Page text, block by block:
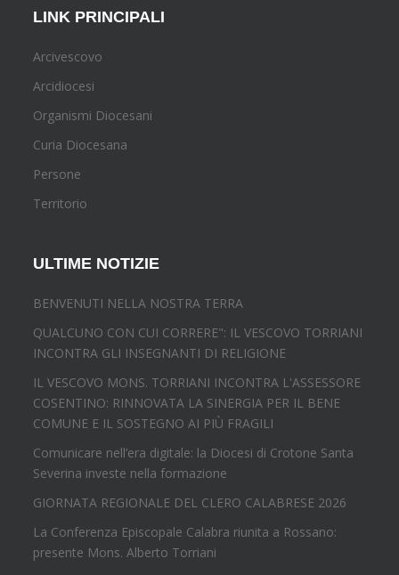
LINK PRINCIPALI
Arcivescovo
Arcidiocesi
Organismi Diocesani
Curia Diocesana
Persone
Territorio
ULTIME NOTIZIE
BENVENUTI NELLA NOSTRA TERRA
QUALCUNO CON CUI CORRERE": IL VESCOVO TORRIANI
INCONTRA GLI INSEGNANTI DI RELIGIONE
IL VESCOVO MONS. TORRIANI INCONTRA L'ASSESSORE
COSENTINO: RINNOVATA LA SINERGIA PER IL BENE
COMUNE E IL SOSTEGNO AI PIÙ FRAGILI
Comunicare nell’era digitale: la Diocesi di Crotone Santa
Severina investe nella formazione
GIORNATA REGIONALE DEL CLERO CALABRESE 2026
La Conferenza Episcopale Calabra riunita a Rossano:
presente Mons. Alberto Torriani